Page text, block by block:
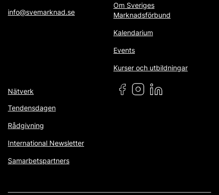
info@svemarknad.se
Om Sveriges
Marknadsförbund
Kalendarium
Events
Kurser och utbildningar
Nätverk
Tendensdagen
Rådgivning
International Newsletter
Samarbetspartners